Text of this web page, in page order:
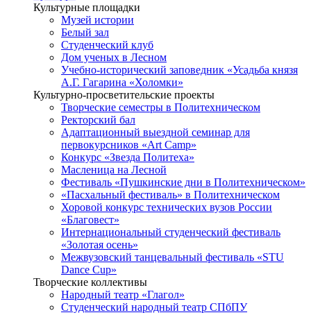
Культурные площадки
Музей истории
Белый зал
Студенческий клуб
Дом ученых в Лесном
Учебно-исторический заповедник «Усадьба князя
А.Г. Гагарина «Холомки»
Культурно-просветительские проекты
Творческие семестры в Политехническом
Ректорский бал
Адаптационный выездной семинар для
первокурсников «Art Camp»
Конкурс «Звезда Политеха»
Масленица на Лесной
Фестиваль «Пушкинские дни в Политехническом»
«Пасхальный фестиваль» в Политехническом
Хоровой конкурс технических вузов России
«Благовест»
Интернациональный студенческий фестиваль
«Золотая осень»
Межвузовский танцевальный фестиваль «STU
Dance Cup»
Творческие коллективы
Народный театр «Глагол»
Студенческий народный театр СПбПУ